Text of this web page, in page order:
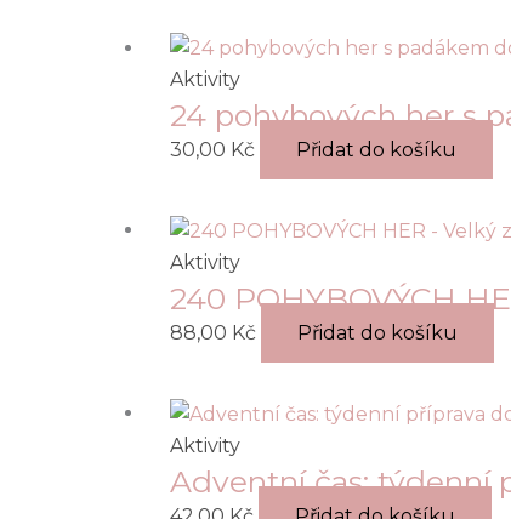
Aktivity
24 pohybových her s
30,00 Kč Přidat do košíku
Aktivity
240 POHYBOVÝCH
88,00 Kč Přidat do košíku
Aktivity
Adventní čas: týdenní